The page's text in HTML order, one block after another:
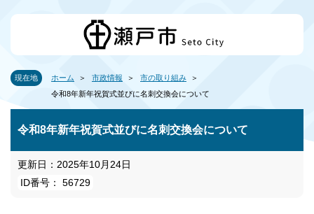
現在地 ホーム 市政情報
市の取り組み
令和8年新年祝賀式並びに名刺交換会について
令和8年新年祝賀式並びに名刺交換会について
更新日：2025年10月24日
ID番号： 56729